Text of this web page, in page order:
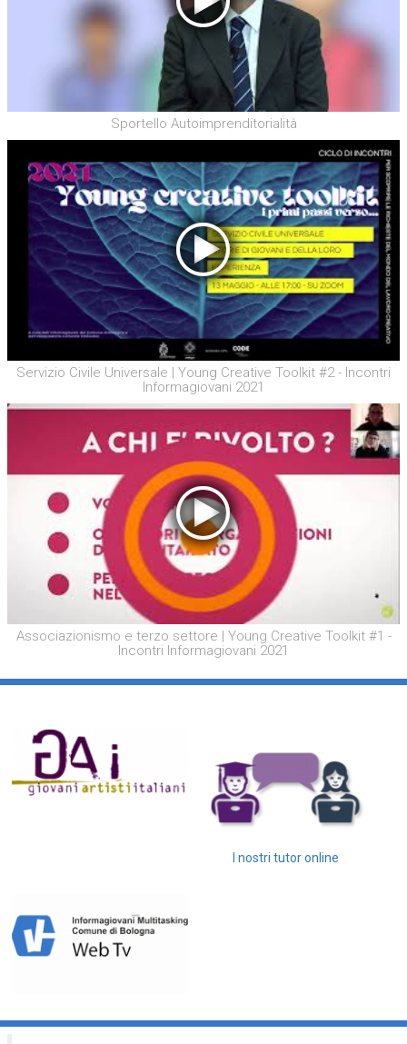
Sportello Autoimprenditorialità
Servizio Civile Universale | Young Creative Toolkit #2 - Incontri
Informagiovani 2021
Associazionismo e terzo settore | Young Creative Toolkit #1 -
Incontri Informagiovani 2021
I nostri tutor online